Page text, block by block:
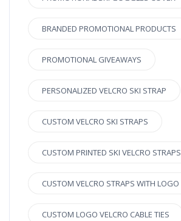
BRANDED PROMOTIONAL PRODUCTS
PROMOTIONAL GIVEAWAYS
PERSONALIZED VELCRO SKI STRAP
CUSTOM VELCRO SKI STRAPS
CUSTOM PRINTED SKI VELCRO STRAPS
CUSTOM VELCRO STRAPS WITH LOGO
CUSTOM LOGO VELCRO CABLE TIES